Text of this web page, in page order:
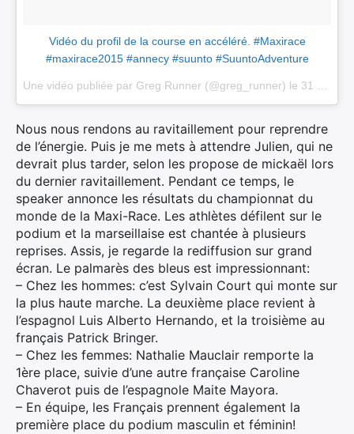
Vidéo du profil de la course en accéléré. #Maxirace
#maxirace2015 #annecy #suunto #SuuntoAdventure
Une vidéo publiée par Greg Runner (@greg_runner) le 31 Mai 2015 à 9h53 PDT
Nous nous rendons au ravitaillement pour reprendre
de l’énergie. Puis je me mets à attendre Julien, qui ne
devrait plus tarder, selon les propose de mickaël lors
du dernier ravitaillement. Pendant ce temps, le
speaker annonce les résultats du championnat du
monde de la Maxi-Race. Les athlètes défilent sur le
podium et la marseillaise est chantée à plusieurs
reprises. Assis, je regarde la rediffusion sur grand
écran. Le palmarès des bleus est impressionnant:
– Chez les hommes: c’est Sylvain Court qui monte sur
la plus haute marche. La deuxième place revient à
l’espagnol Luis Alberto Hernando, et la troisième au
français Patrick Bringer.
– Chez les femmes: Nathalie Mauclair remporte la
1ère place, suivie d’une autre française Caroline
Chaverot puis de l’espagnole Maite Mayora.
– En équipe, les Français prennent également la
première place du podium masculin et féminin!